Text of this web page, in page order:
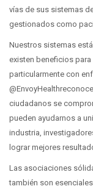
vías de sus sistemas
gestionados como
Nuestros sistemas
existen beneficios
particularmente con
ciudadanos se
pueden ayudarnos a
industria,
lograr mejores
Las asociaciones
también son